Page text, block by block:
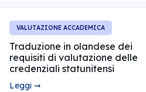
VALUTAZIONE ACCADEMICA
Traduzione in olandese dei
requisiti di valutazione delle
credenziali statunitensi
Leggi ➞